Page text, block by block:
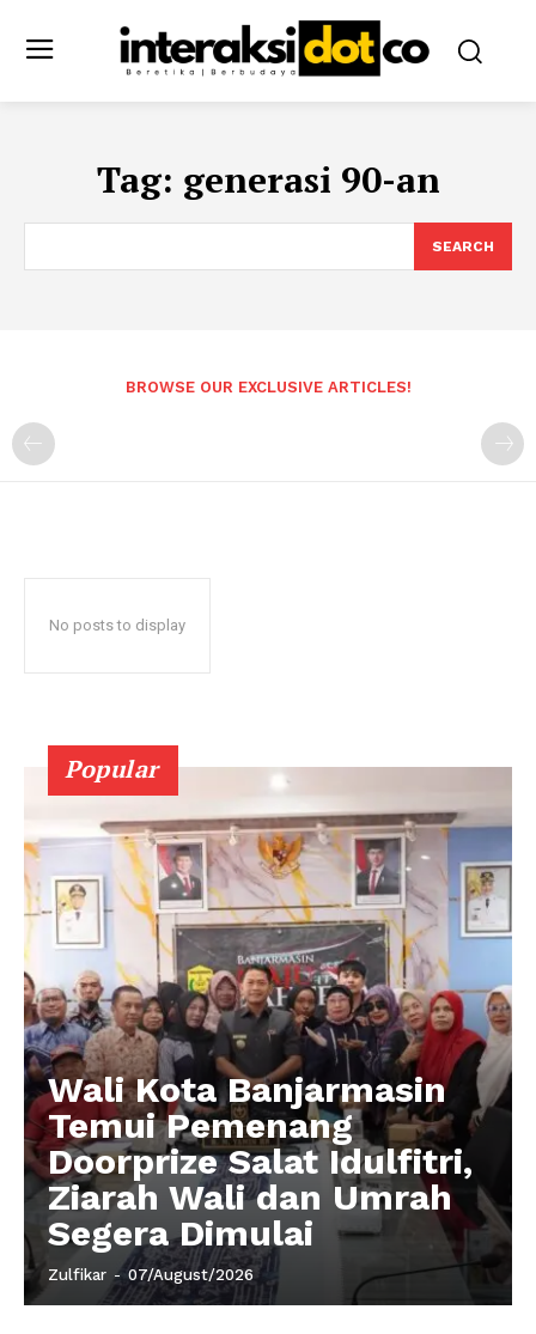
Tag: generasi 90-an
SEARCH
BROWSE OUR EXCLUSIVE ARTICLES!
No posts to display
Popular
Wali Kota Banjarmasin
Temui Pemenang
Doorprize Salat Idulfitri,
Ziarah Wali dan Umrah
Segera Dimulai
Zulfikar - 07/August/2026